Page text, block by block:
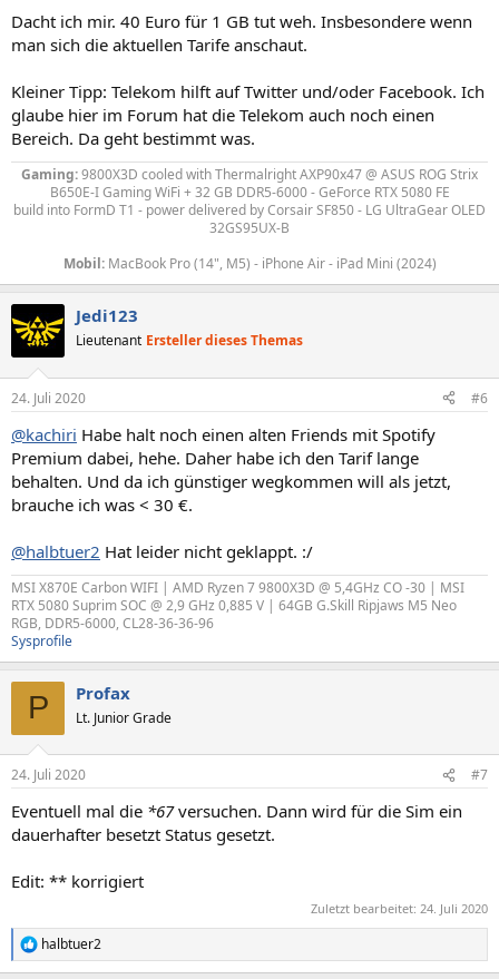
Dacht ich mir. 40 Euro für 1 GB tut weh. Insbesondere wenn
man sich die aktuellen Tarife anschaut.
Kleiner Tipp: Telekom hilft auf Twitter und/oder Facebook. Ich
glaube hier im Forum hat die Telekom auch noch einen
Bereich. Da geht bestimmt was.
Gaming:9800X3D cooled with Thermalright AXP90x47@ ASUS ROG Strix
B650E-I Gaming WiFi + 32 GB DDR5-6000 - GeForce RTX 5080 FE
build into FormD T1 - power delivered byCorsair SF850 - LG UltraGear OLED
32GS95UX-B
Mobil:MacBook Pro (14", M5) - iPhone Air - iPad Mini (2024)
Jedi123
Lieutenant Ersteller dieses Themas
24. Juli 2020 #6
@kachiri Habe halt noch einen alten Friends mit Spotify
Premium dabei, hehe. Daher habe ich den Tarif lange
behalten. Und da ich günstiger wegkommen will als jetzt,
brauche ich was < 30 €.
@halbtuer2 Hat leider nicht geklappt. :/
MSI X870E Carbon WIFI | AMD Ryzen 7 9800X3D @ 5,4GHz CO -30 | MSI
RTX 5080 Suprim SOC @ 2,9 GHz 0,885 V | 64GB G.Skill Ripjaws M5 Neo
RGB, DDR5-6000, CL28-36-36-96
Sysprofile
P Profax
Lt. Junior Grade
24. Juli 2020 #7
Eventuell mal die *67versuchen. Dann wird für die Sim ein
dauerhafter besetzt Status gesetzt.
Edit: ** korrigiert
Zuletzt bearbeitet: 24. Juli 2020
R
e
halbtuer2